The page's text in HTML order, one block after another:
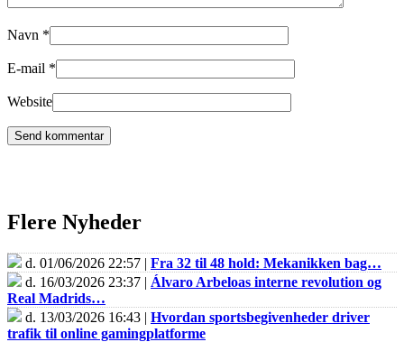
Navn *
E-mail *
Website
Flere Nyheder
d. 01/06/2026 22:57 | Fra 32 til 48 hold: Mekanikken bag…
d. 16/03/2026 23:37 | Álvaro Arbeloas interne revolution og
Real Madrids…
d. 13/03/2026 16:43 | Hvordan sportsbegivenheder driver
trafik til online gamingplatforme